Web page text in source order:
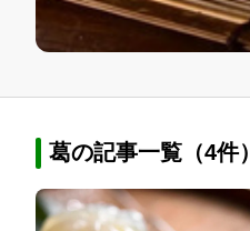
葛の記事一覧（4件）